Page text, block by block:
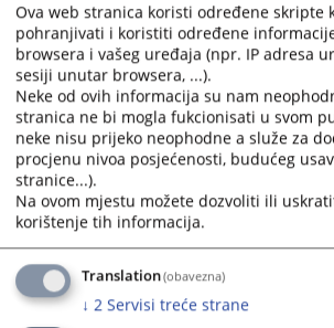
and
select
a
date.
Press
the
question
key
to
get
the
keyboard
and
a
Press
the
key
get
Ova web stranica koristi određene skripte
pohranjivati i koristiti određene
browsera i vašeg uređaja (npr. IP adresa
sesiji unutar browsera, ...).
Neke od ovih informacija su nam
stranica ne bi mogla fukcionisati u svom
neke nisu prijeko neophodne a služe za
procjenu nivoa posjećenosti, budućeg
stranice...).
Na ovom mjestu možete dozvoliti ili
korištenje tih informacija.
Translation(obavezna)
↓ 2 Servisi treće strane